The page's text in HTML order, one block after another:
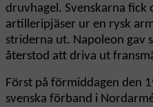
druvhagel. Svenskarna fick
artilleripjäser ur en rysk
striderna ut. Napoleon gav
återstod att driva ut
Först på förmiddagen den
svenska förband i